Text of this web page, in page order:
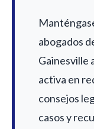
abogados
Gainesville
activa en
consejos
casos y